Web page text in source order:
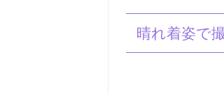
晴れ着姿で